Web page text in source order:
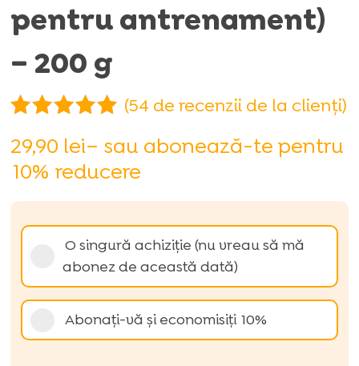
pentru antrenament)
– 200 g
5.00din 5
pe baza a
de la
clienți
(54 de recenzii de la clienți)
29,90 lei– sau abonează-te pentru
10% reducere
Alegeți
de
achiziție
O singură achiziție (nu vreau să mă
abonez de această dată)
Abonați-vă și economisiți 10%